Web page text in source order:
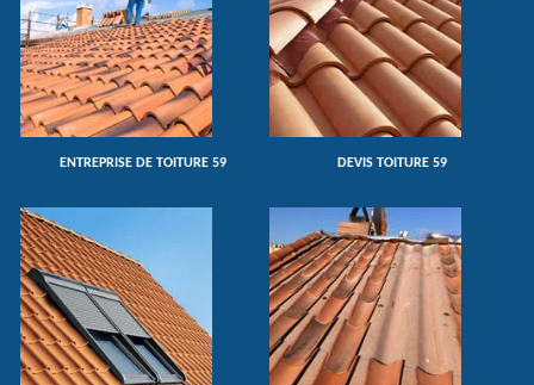
ENTREPRISE DE TOITURE 59 DEVIS TOITURE 59